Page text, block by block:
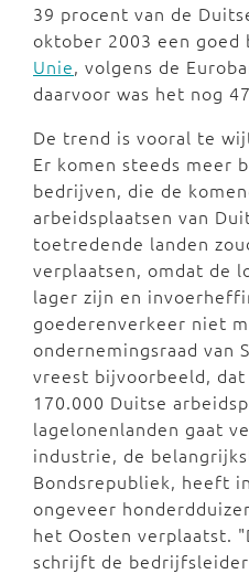
39 procent van de
oktober 2003 een goed
Unie, volgens de
daarvoor was het nog
De trend is vooral te
Er komen steeds meer
bedrijven, die de
arbeidsplaatsen van
toetredende landen
verplaatsen, omdat de
lager zijn en
goederenverkeer niet
ondernemingsraad van
vreest bijvoorbeeld,
170.000 Duitse
lagelonenlanden gaat
industrie, de
Bondsrepubliek, heeft
ongeveer
het Oosten verplaatst.
schrijft de bedrijfsleider